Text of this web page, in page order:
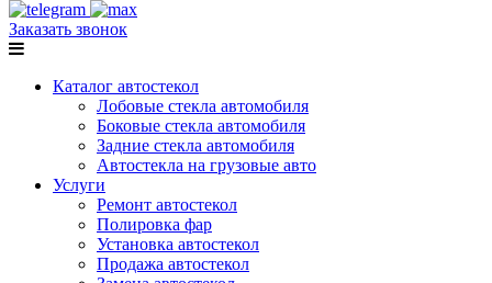
Заказать звонок
Каталог автостекол
Лобовые стекла автомобиля
Боковые стекла автомобиля
Задние стекла автомобиля
Автостекла на грузовые авто
Услуги
Ремонт автостекол
Полировка фар
Установка автостекол
Продажа автостекол